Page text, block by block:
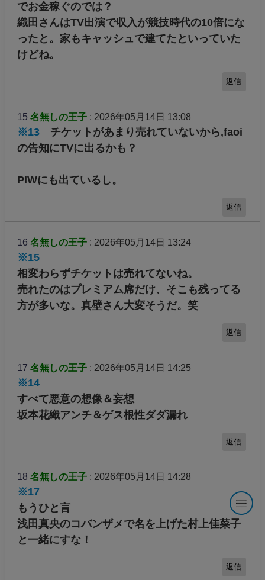
でお金稼ぐのでは？
織田さんはTV出演で収入が競技時代の10倍にな
ったと。家もキャッシュで建てたといっていた
けどね。
返信
15 名無しの王子: 2026年05月14日 13:08
※13チケットがあまり売れていないから,faoi
の告知にTVに出るかも？
PIWにも出ているし。
返信
16 名無しの王子: 2026年05月14日 13:24
※15
相変わらずチケットは売れてないね。
売れたのはプレミアム席だけ、そこも残ってる
方が多いな。真壁さん大変そうだ。笑
返信
17 名無しの王子: 2026年05月14日 14:25
※14
すべて悪意の想像＆妄想
坂本花織アンチ＆ゲス根性ダダ漏れ
返信
18 名無しの王子: 2026年05月14日 14:28
※17
もうひと言
浅田真央のコバンザメで名を上げた村上佳菜子
と一緒にすな！
返信